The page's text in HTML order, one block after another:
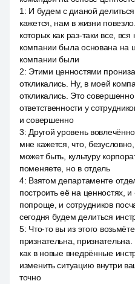
1 : И будем с дианой
кажется, нам в жизни
которых как раз-таки все,
компании была основана на
компании были
2: Этими ценностями
откликались. Ну, в моей
откликались. Это
ответственности у
и совершенно
3: Другой уровень
мне кажется, что,
может быть, культуру
поменяете, но в отдель
4: Взятом департаменте
построить её на ценностях,
попроще, и сотрудников
сегодня будем делиться
5: Что-то вы из этого
признательна,
как в новые внедрённые
изменить ситуацию внутри
точно